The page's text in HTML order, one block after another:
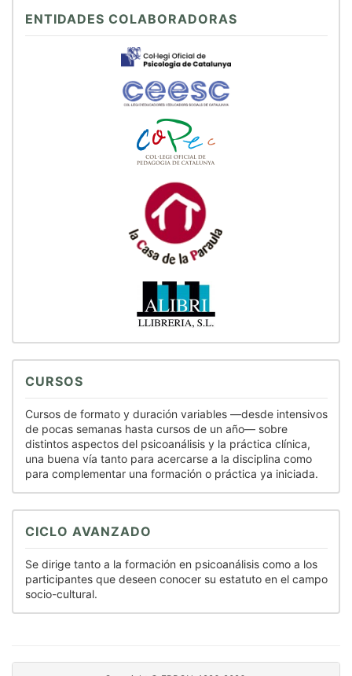
ENTIDADES COLABORADORAS
CURSOS
Cursos de formato y duración variables —desde intensivos
de pocas semanas hasta cursos de un año— sobre
distintos aspectos del psicoanálisis y la práctica clínica,
una buena vía tanto para acercarse a la disciplina como
para complementar una formación o práctica ya iniciada.
CICLO AVANZADO
Se dirige tanto a la formación en psicoanálisis como a los
participantes que deseen conocer su estatuto en el campo
socio-cultural.